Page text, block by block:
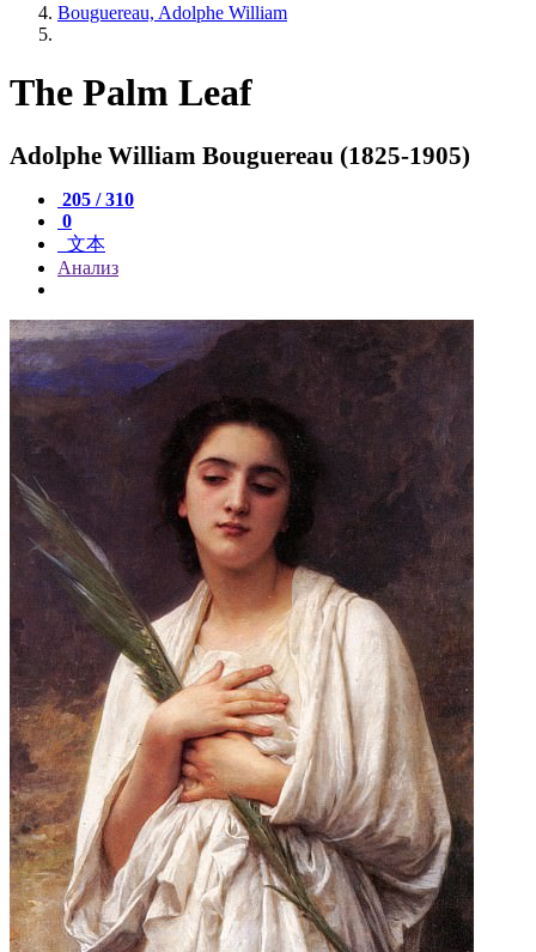
Bouguereau, Adolphe William
The Palm Leaf
Adolphe William Bouguereau (1825-1905)
205 / 310
0
文本
Анализ